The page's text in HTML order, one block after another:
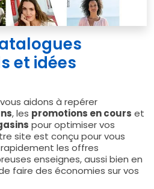
et idées
aidons à repérer
, les promotions en cours et
pour optimiser vos
site est conçu pour vous
les offres
enseignes, aussi bien en
faire des économies sur vos